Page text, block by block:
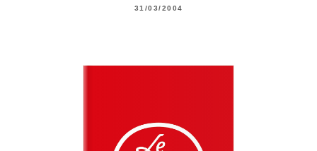
31/03/2004